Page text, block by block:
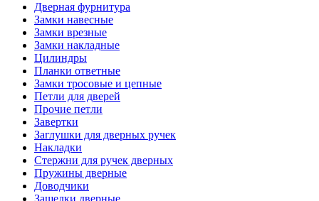
Дверная фурнитура
Замки навесные
Замки врезные
Замки накладные
Цилиндры
Планки ответные
Замки тросовые и цепные
Петли для дверей
Прочие петли
Завертки
Заглушки для дверных ручек
Накладки
Стержни для ручек дверных
Пружины дверные
Доводчики
Защелки дверные